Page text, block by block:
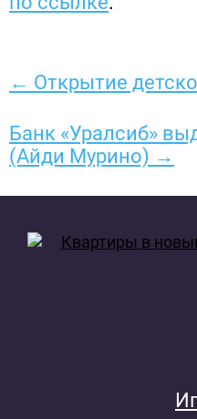
← Открытие
Банк «Уралсиб»
(Айди Мурино) →